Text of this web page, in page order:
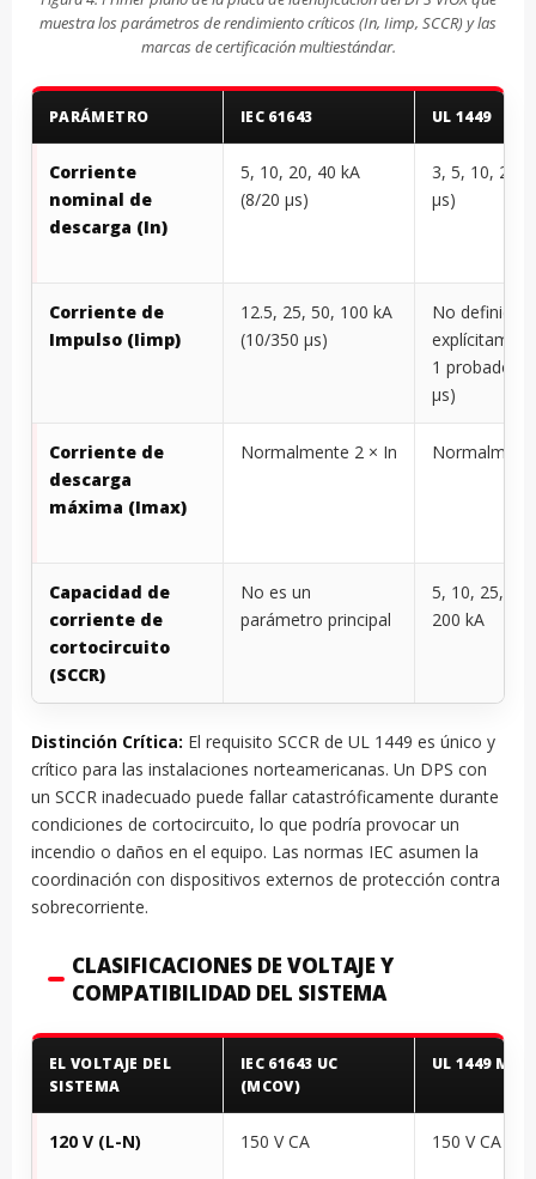
muestra los parámetros de rendimiento críticos (In, Iimp, SCCR) y las
marcas de certificación multiestándar.
PARÁMETRO IEC 61643 UL 1449
Corriente
nominal de
descarga (In)
5, 10, 20, 40 kA
(8/20 μs)
3, 5, 10, 20
μs)
Corriente de
Impulso (Iimp)
12.5, 25, 50, 100 kA
(10/350 μs)
No definido
1 probado a
μs)
Corriente de
descarga
máxima (Imax)
Normalmente 2 × In
Capacidad de
corriente de
cortocircuito
(SCCR)
No es un
parámetro principal
5, 10, 25,
200 kA
Distinción Crítica: El requisito SCCR de UL 1449 es único y
crítico para las instalaciones norteamericanas. Un DPS con
un SCCR inadecuado puede fallar catastróficamente durante
condiciones de cortocircuito, lo que podría provocar un
incendio o daños en el equipo. Las normas IEC asumen la
coordinación con dispositivos externos de protección contra
sobrecorriente.
CLASIFICACIONES DE VOLTAJE Y
COMPATIBILIDAD DEL SISTEMA
EL VOLTAJE DEL
SISTEMA
IEC 61643 UC
(MCOV)
UL 1449
120 V (L-N) 150 V CA 150 V CA